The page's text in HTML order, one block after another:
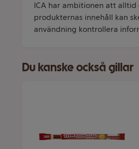
ICA har ambitionen att
produkternas innehåll kan
användning kontrollera
Du kanske också gillar